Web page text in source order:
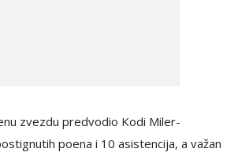
zvezdu predvodio Kodi Miler-
poena i 10 asistencija, a važan